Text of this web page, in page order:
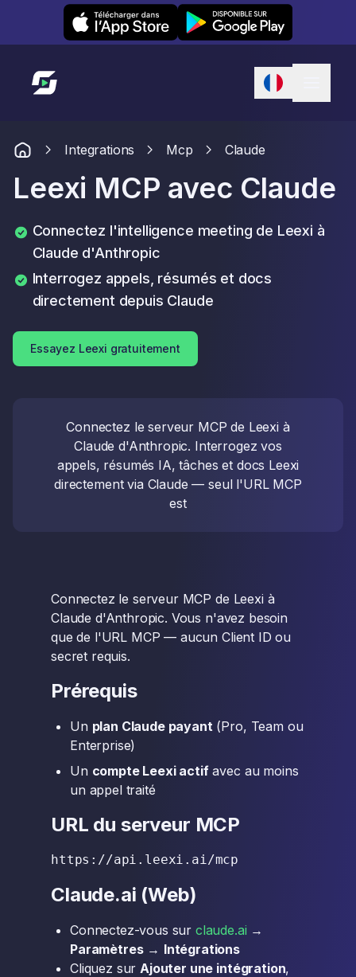
Leexi on iOS Leexi on Android
Lien vers l'accueil
Integrations Mcp Claude
Leexi MCP avec Claude
Connectez l'intelligence meeting de Leexi à
Claude d'Anthropic
Interrogez appels, résumés et docs
directement depuis Claude
Essayez Leexi gratuitement
Connectez le serveur MCP de Leexi à
Claude d'Anthropic. Interrogez vos
appels, résumés IA, tâches et docs Leexi
directement via Claude — seul l'URL MCP
est
Connectez le serveur MCP de Leexi à
Claude d'Anthropic. Vous n'avez besoin
que de l'URL MCP — aucun Client ID ou
secret requis.
Prérequis
Un plan Claude payant(Pro, Team ou
Enterprise)
Un compte Leexi actifavec au moins
un appel traité
URL du serveur MCP
Claude.ai (Web)
Connectez-vous sur claude.ai →
Paramètres→ Intégrations
Cliquez surAjouter une intégration,